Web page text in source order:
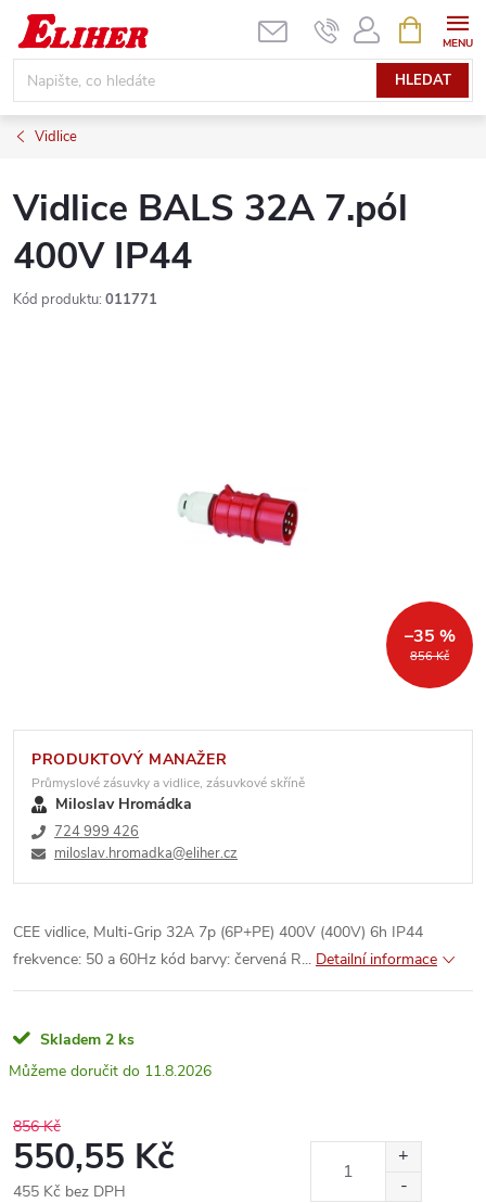
Přejít
obsah
HLEDAT
NÁKUPNÍ
KOŠÍK
Vidlice
Vidlice BALS 32A 7.pól
400V IP44
Kód produktu: 011771
856 Kč
–35 %
PRODUKTOVÝ MANAŽER
Průmyslové zásuvky a vidlice, zásuvkové skříně
Miloslav Hromádka
724 999 426
miloslav.hromadka@eliher.cz
CEE vidlice, Multi-Grip 32A 7p (6P+PE) 400V (400V) 6h IP44
frekvence: 50 a 60Hz kód barvy: červená R... Detailní informace
Skladem 2 ks
11.8.2026
856 Kč
550,55 Kč
455 Kč bez DPH